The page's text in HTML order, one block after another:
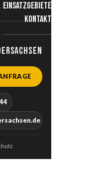
EINSATZGEBIETE
KONTAKT